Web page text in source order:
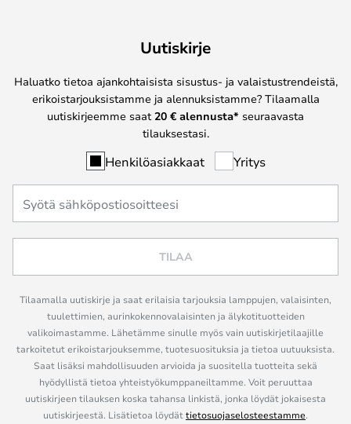
Uutiskirje
Haluatko tietoa ajankohtaisista sisustus- ja valaistustrendeistä,
erikoistarjouksistamme ja alennuksistamme? Tilaamalla
uutiskirjeemme saat 20 € alennusta* seuraavasta
tilauksestasi.
Henkilöasiakkaat Yritys
TILAA
Tilaamalla uutiskirje ja saat erilaisia tarjouksia lamppujen, valaisinten,
tuulettimien, aurinkokennovalaisinten ja älykotituotteiden
valikoimastamme. Lähetämme sinulle myös vain uutiskirjetilaajille
tarkoitetut erikoistarjouksemme, tuotesuosituksia ja tietoa uutuuksista.
Saat lisäksi mahdollisuuden arvioida ja suositella tuotteita sekä
hyödyllistä tietoa yhteistyökumppaneiltamme. Voit peruuttaa
uutiskirjeen tilauksen koska tahansa linkistä, jonka löydät jokaisesta
uutiskirjeestä. Lisätietoa löydättietosuojaselosteestamme.